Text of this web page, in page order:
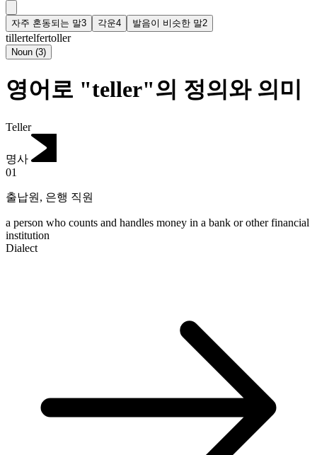
자주 혼동되는 말3 각운4 발음이 비슷한 말2
tillertelfertoller
Noun (3)
영어로 "teller"의 정의와 의미
Teller
명사
01
출납원 , 은행 직원
a person who counts and handles money in a bank or other financial
institution
Dialect